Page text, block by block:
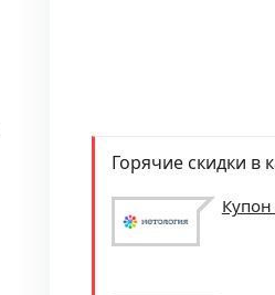
Горячие скидки в